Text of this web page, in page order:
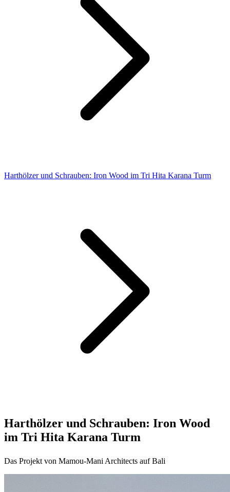
Harthölzer und Schrauben: Iron Wood im Tri Hita Karana Turm
Harthölzer und Schrauben: Iron Wood
im Tri Hita Karana Turm
Das Projekt von Mamou-Mani Architects auf Bali